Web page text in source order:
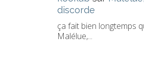
discorde
ça fait bien longtemps
Malélue,...